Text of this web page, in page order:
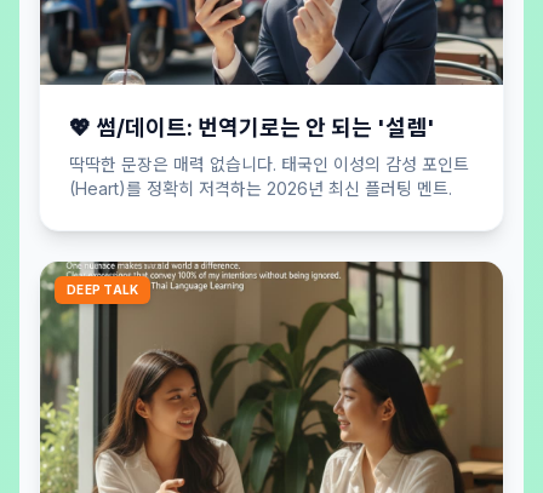
💖 썸/데이트: 번역기로는 안 되는 '설렘'
딱딱한 문장은 매력 없습니다. 태국인 이성의 감성 포인트
(Heart)를 정확히 저격하는 2026년 최신 플러팅 멘트.
DEEP TALK